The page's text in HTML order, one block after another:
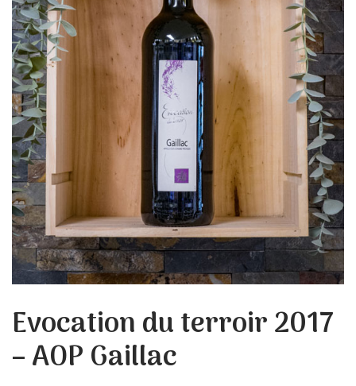
Evocation du terroir 2017
– AOP Gaillac